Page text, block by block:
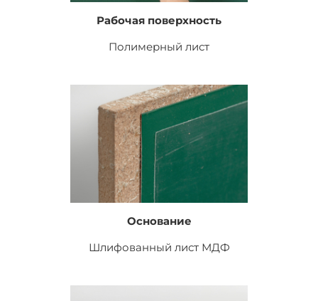
Рабочая поверхность
Полимерный лист
Основание
Шлифованный лист МДФ